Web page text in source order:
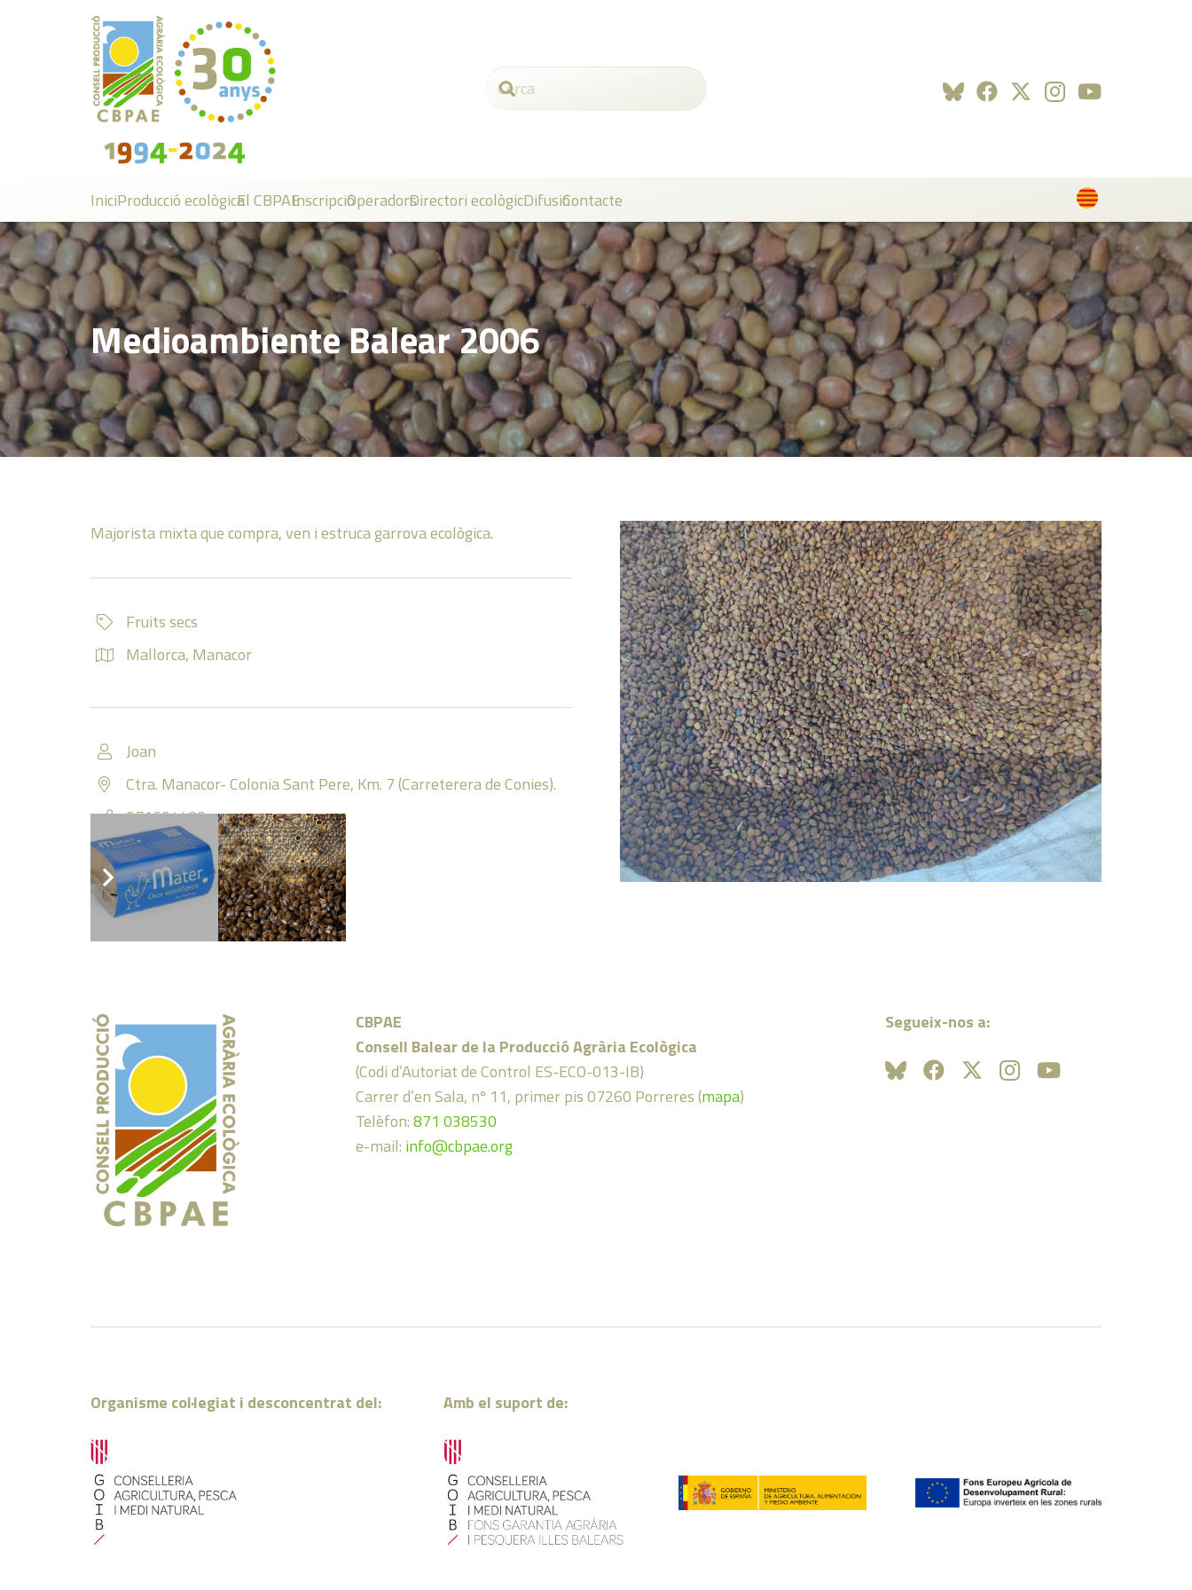
IniciProducció ecològicaEl CBPAEInscripcióOperadorsDirectori ecològicDifusióContacte
Medioambiente Balear 2006
Majorista mixta que compra, ven i estruca garrova ecològica.
Fruits secs
Mallorca, Manacor
Joan
Ctra. Manacor- Colonia Sant Pere, Km. 7 (Carreterera de Conies).
971604480
CBPAE
Consell Balear de la Producció Agrària Ecològica
(Codi d’Autoriat de Control ES-ECO-013-IB)
Carrer d’en Sala, nº 11, primer pis 07260 Porreres (mapa)
Telèfon:871 038530
e-mail: info@cbpae.org
Segueix-nos a:
Organisme col·legiat i desconcentrat del: Amb el suport de: